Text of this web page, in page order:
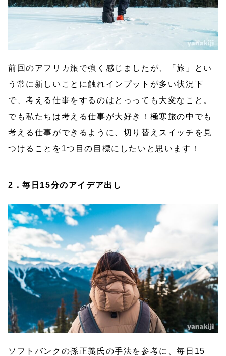
前回のアフリカ旅で強く感じましたが、「旅」とい
う常に新しいことに触れインプットが多い状況下
で、考える仕事をするのはとっっても大変なこと。
でも私たちは考える仕事が大好き！極寒旅の中でも
考える仕事ができるように、切り替えスイッチを見
つけることを1つ目の目標にしたいと思います！
2．毎日15分のアイデア出し
ソフトバンクの孫正義氏の手法を参考に、毎日15